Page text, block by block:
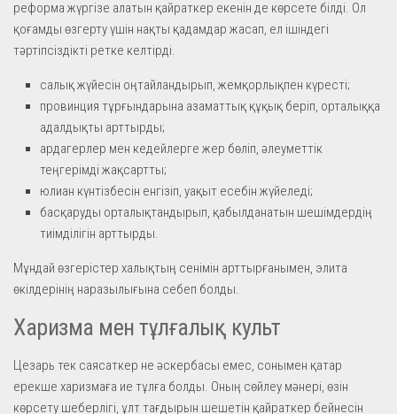
реформа жүргізе алатын қайраткер екенін де көрсете білді. Ол
қоғамды өзгерту үшін нақты қадамдар жасап, ел ішіндегі
тәртіпсіздікті ретке келтірді.
салық жүйесін оңтайландырып, жемқорлықпен күресті;
провинция тұрғындарына азаматтық құқық беріп, орталыққа
адалдықты арттырды;
ардагерлер мен кедейлерге жер бөліп, әлеуметтік
теңгерімді жақсартты;
юлиан күнтізбесін енгізіп, уақыт есебін жүйеледі;
басқаруды орталықтандырып, қабылданатын шешімдердің
тиімділігін арттырды.
Мұндай өзгерістер халықтың сенімін арттырғанымен, элита
өкілдерінің наразылығына себеп болды.
Харизма мен тұлғалық культ
Цезарь тек саясаткер не әскербасы емес, сонымен қатар
ерекше харизмаға ие тұлға болды. Оның сөйлеу мәнері, өзін
көрсету шеберлігі, ұлт тағдырын шешетін қайраткер бейнесін